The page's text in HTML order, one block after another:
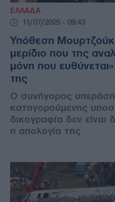
ΕΛΛΑΔΑ
11/07/2025 - 09:43
Υπόθεση
μερίδιο που της
μόνη που
της
Ο συνήγορος
κατηγορούμενης
δικογραφία δεν είναι
η απολογία της